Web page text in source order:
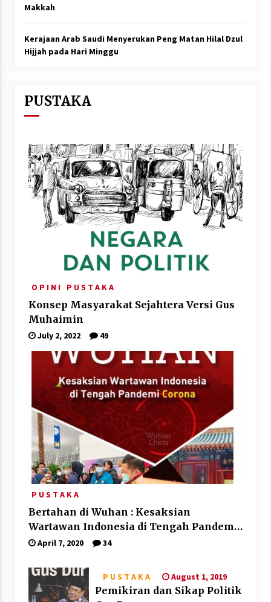
Makkah
Kerajaan Arab Saudi Menyerukan Peng Matan Hilal Dzul
Hijjah pada Hari Minggu
PUSTAKA
O P I N I P U S T A K A
Konsep Masyarakat Sejahtera Versi Gus
Muhaimin
July 2, 2022 49
P U S T A K A
Bertahan di Wuhan : Kesaksian
Wartawan Indonesia di Tengah Pandemi
Corona
April 7, 2020 34
P U S T A K A August 1, 2019
Pemikiran dan Sikap Politik